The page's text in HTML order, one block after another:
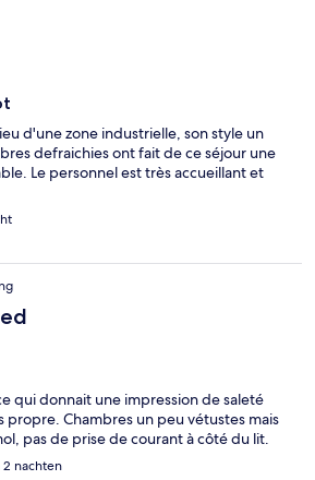
d'une zone industrielle, son style un
defraichies ont fait de ce séjour une
Le personnel est très accueillant et
qui donnait une impression de saleté
propre. Chambres un peu vétustes mais
pas de prise de courant à côté du lit.
2 nachten